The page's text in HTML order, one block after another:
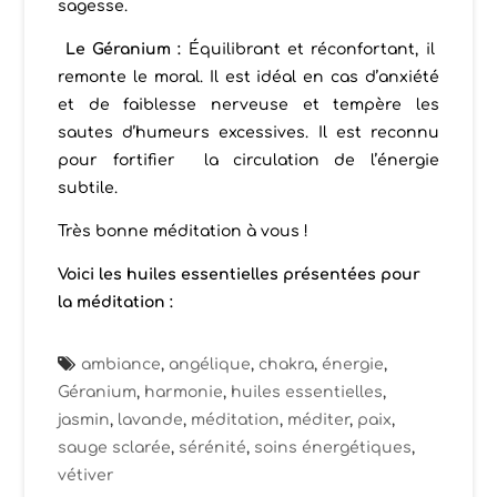
sagesse.
Le Géranium : Équilibrant et réconfortant, il
remonte le moral. Il est idéal en cas d’anxiété
et de faiblesse nerveuse et tempère les
sautes d’humeurs excessives. Il est reconnu
pour fortifier la circulation de l’énergie
subtile.
Très bonne méditation à vous !
Voici les huiles essentielles présentées pour
la méditation :
ambiance, angélique, chakra, énergie,
Géranium, harmonie, huiles essentielles,
jasmin, lavande, méditation, méditer, paix,
sauge sclarée, sérénité, soins énergétiques,
vétiver